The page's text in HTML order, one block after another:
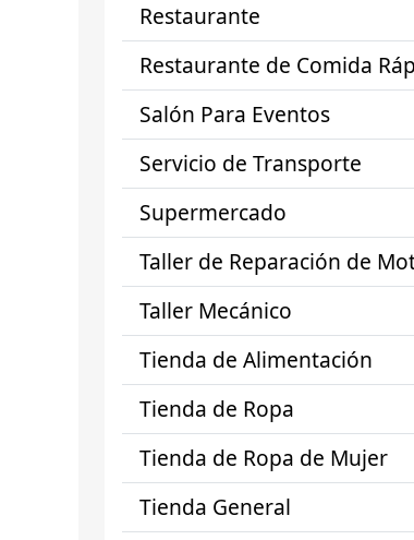
Restaurante
Restaurante de Comida
Salón Para Eventos
Servicio de Transporte
Supermercado
Taller de Reparación de
Taller Mecánico
Tienda de Alimentación
Tienda de Ropa
Tienda de Ropa de Mujer
Tienda General